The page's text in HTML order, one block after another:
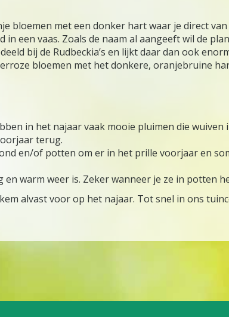
bloemen met een donker hart waar je direct
een vaas. Zoals de naam al aangeeft wil de
bij de Rudbeckia’s en lijkt daar dan ook
bloemen met het donkere, oranjebruine
in het najaar vaak mooie pluimen die
terug.
en/of potten om er in het prille voorjaar en
warm weer is. Zeker wanneer je ze in potten
alvast voor op het najaar. Tot snel in ons